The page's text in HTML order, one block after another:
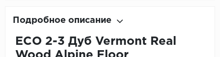
Подробное описание
ЕСО 2-3 Дуб Vermont Real